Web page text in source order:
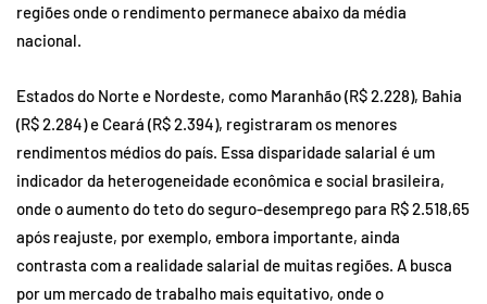
regiões onde o rendimento permanece abaixo da média
nacional.
Estados do Norte e Nordeste, como Maranhão (R$ 2.228), Bahia
(R$ 2.284) e Ceará (R$ 2.394), registraram os menores
rendimentos médios do país. Essa disparidade salarial é um
indicador da heterogeneidade econômica e social brasileira,
onde o aumento do teto do seguro-desemprego para R$ 2.518,65
após reajuste, por exemplo, embora importante, ainda
contrasta com a realidade salarial de muitas regiões. A busca
por um mercado de trabalho mais equitativo, onde o